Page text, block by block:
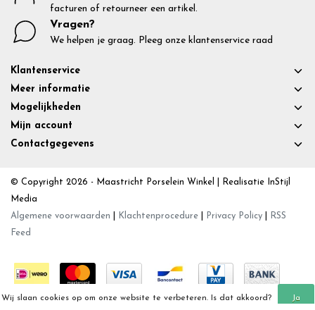
facturen of retourneer een artikel.
Vragen?
We helpen je graag. Pleeg onze klantenservice raad
Klantenservice
Meer informatie
Mogelijkheden
Mijn account
Contactgegevens
© Copyright 2026 - Maastricht Porselein Winkel | Realisatie InStijl
Media
Algemene voorwaarden
Klachtenprocedure Privacy Policy
RSS
Feed
Wij slaan cookies op om onze website te verbeteren. Is dat akkoord? Ja